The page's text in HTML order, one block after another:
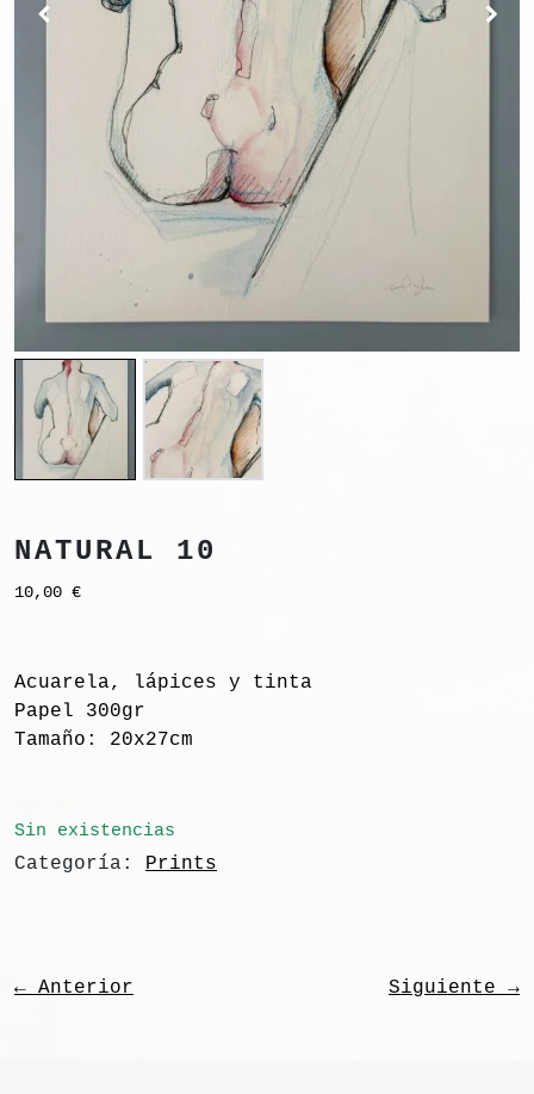
NATURAL 10
10,00 €
Acuarela, lápices y tinta
Papel 300gr
Tamaño: 20x27cm
Sin existencias
Categoría: Prints
← Anterior Siguiente →